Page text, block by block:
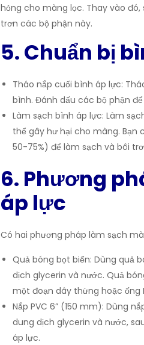
hỏng cho màng lọc. Thay vào đó,
trơn các bộ phận này.
5. Chuẩn bị
Tháo nắp cuối bình áp lực:
bình. Đánh dấu các bộ phận
Làm sạch bình áp lực: Làm
thể gây hư hại cho màng. Bạn
50-75%) để làm sạch và bôi
6. Phương
áp lực
Có hai phương pháp làm sạch
Quả bóng bọt biển: Dùng quả
dịch glycerin và nước. Quả
một đoạn dây thừng hoặc ống
Nắp PVC 6” (150 mm): Dùng
dung dịch glycerin và nước,
áp lực.